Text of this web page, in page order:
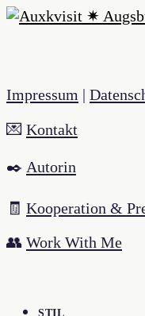
Impressum |
💌 Kontakt
✒️ Autorin
🧾 Kooperation &
👥 Work With Me
STIL